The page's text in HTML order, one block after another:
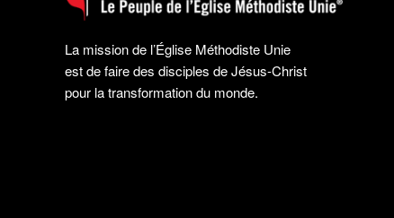
La mission de l’Église Méthodiste Unie
est de faire des disciples de Jésus-Christ
pour la transformation du monde.